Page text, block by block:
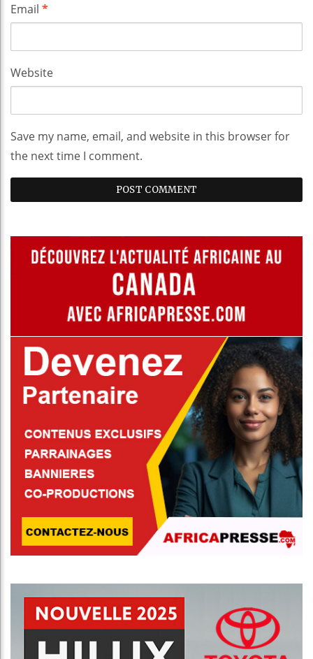
Email *
Website
Save my name, email, and website in this browser for
the next time I comment.